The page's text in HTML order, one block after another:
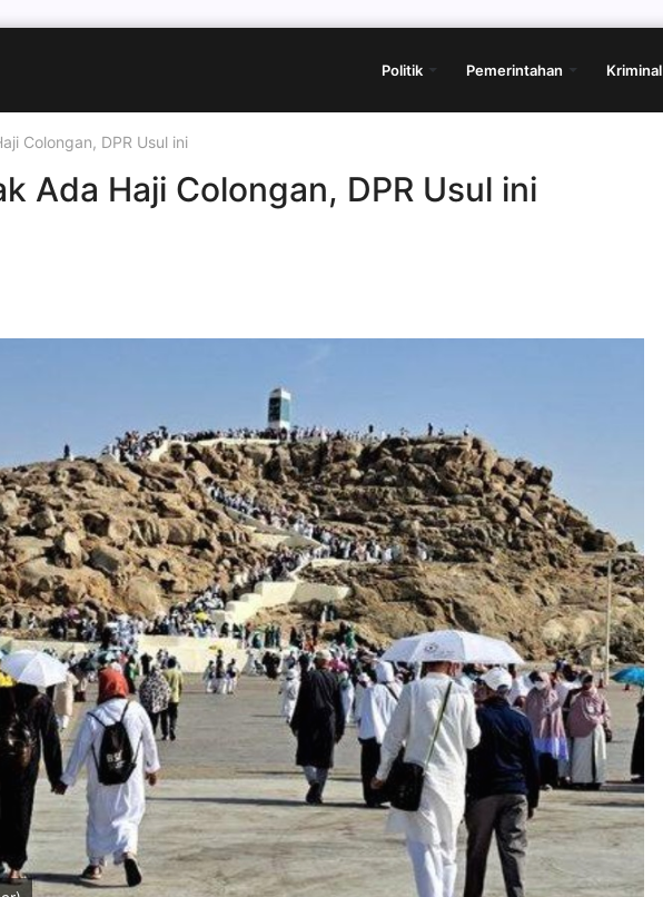
Politik Pemerintahan Kriminal
Colongan, DPR Usul ini
Ada Haji Colongan, DPR Usul ini